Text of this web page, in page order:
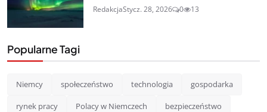
RedakcjaStycz. 28, 2026 0 13
Popularne Tagi
Niemcy społeczeństwo technologia gospodarka
rynek pracy Polacy w Niemczech bezpieczeństwo